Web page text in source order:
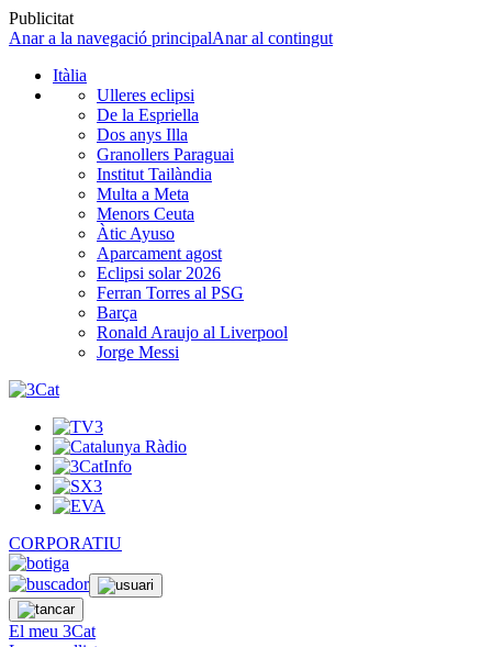
Publicitat
Anar a la navegació principalAnar al contingut
Itàlia
Ulleres eclipsi
De la Espriella
Dos anys Illa
Granollers Paraguai
Institut Tailàndia
Multa a Meta
Menors Ceuta
Àtic Ayuso
Aparcament agost
Eclipsi solar 2026
Ferran Torres al PSG
Barça
Ronald Araujo al Liverpool
Jorge Messi
CORPORATIU
El meu 3Cat